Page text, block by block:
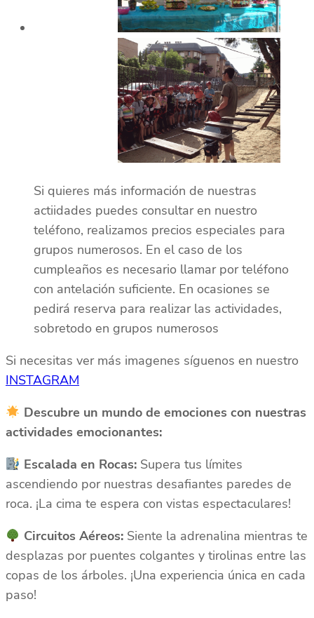
Si quieres más información de nuestras
actiidades puedes consultar en nuestro
teléfono, realizamos precios especiales para
grupos numerosos. En el caso de los
cumpleaños es necesario llamar por teléfono
con antelación suficiente. En ocasiones se
pedirá reserva para realizar las actividades,
sobretodo en grupos numerosos
Si necesitas ver más imagenes síguenos en nuestro
INSTAGRAM
Descubre un mundo de emociones con nuestras
actividades emocionantes:
Escalada en Rocas:Supera tus límites
ascendiendo por nuestras desafiantes paredes de
roca. ¡La cima te espera con vistas espectaculares!
Circuitos Aéreos:Siente la adrenalina mientras te
desplazas por puentes colgantes y tirolinas entre las
copas de los árboles. ¡Una experiencia única en cada
paso!